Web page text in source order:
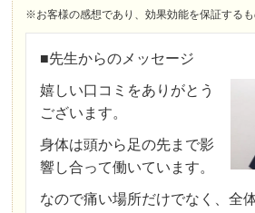
※お客様の感想であり、効果効能を保証するも
■先生からのメッセージ
嬉しい口コミをありがとう
ございます。
身体は頭から足の先まで影
響し合って働いています。
なので痛い場所だけでなく、全